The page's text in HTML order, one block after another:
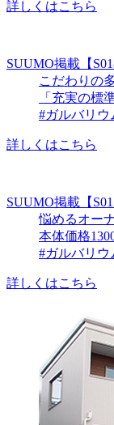
詳しくはこちら
SUUMO掲載 【
こだわりの
「充実の標
#ガルバリウ
詳しくはこちら
SUUMO掲載 【
悩めるオー
本体価格
#ガルバリウ
詳しくはこちら